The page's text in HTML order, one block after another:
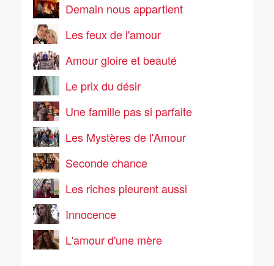
Demain nous appartient
Les feux de l'amour
Amour gloire et beauté
Le prix du désir
Une famille pas si parfaite
Les Mystères de l'Amour
Seconde chance
Les riches pleurent aussi
Innocence
L'amour d'une mère